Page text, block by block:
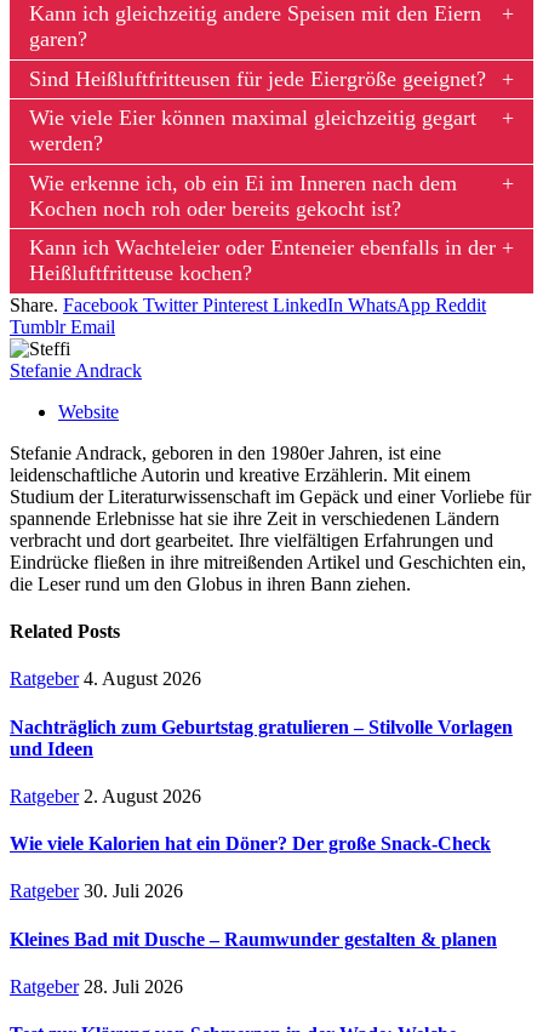
Kann ich gleichzeitig andere Speisen mit den Eiern
garen?
Sind Heißluftfritteusen für jede Eiergröße geeignet?
Wie viele Eier können maximal gleichzeitig gegart
werden?
Wie erkenne ich, ob ein Ei im Inneren nach dem
Kochen noch roh oder bereits gekocht ist?
Kann ich Wachteleier oder Enteneier ebenfalls in der
Heißluftfritteuse kochen?
Share. Facebook Twitter Pinterest LinkedIn WhatsApp Reddit
Tumblr Email
Stefanie Andrack
Website
Stefanie Andrack, geboren in den 1980er Jahren, ist eine
leidenschaftliche Autorin und kreative Erzählerin. Mit einem
Studium der Literaturwissenschaft im Gepäck und einer Vorliebe für
spannende Erlebnisse hat sie ihre Zeit in verschiedenen Ländern
verbracht und dort gearbeitet. Ihre vielfältigen Erfahrungen und
Eindrücke fließen in ihre mitreißenden Artikel und Geschichten ein,
die Leser rund um den Globus in ihren Bann ziehen.
Related Posts
Ratgeber 4. August 2026
Nachträglich zum Geburtstag gratulieren – Stilvolle Vorlagen
und Ideen
Ratgeber 2. August 2026
Wie viele Kalorien hat ein Döner? Der große Snack-Check
Ratgeber 30. Juli 2026
Kleines Bad mit Dusche – Raumwunder gestalten & planen
Ratgeber 28. Juli 2026